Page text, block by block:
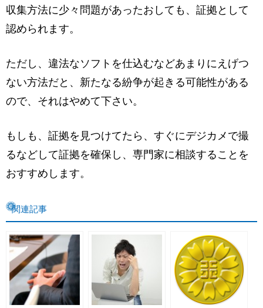
収集方法に少々問題があったおしても、証拠として
認められます。
ただし、違法なソフトを仕込むなどあまりにえげつ
ない方法だと、新たなる紛争が起きる可能性がある
ので、それはやめて下さい。
もしも、証拠を見つけてたら、すぐにデジカメで撮
るなどして証拠を確保し、専門家に相談することを
おすすめします。
関連記事